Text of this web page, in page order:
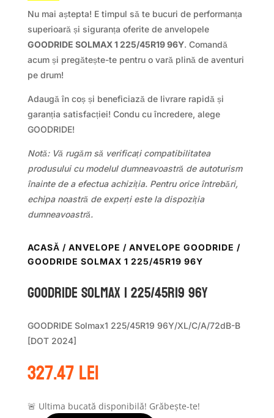
Nu mai aștepta! E timpul să te bucuri de performanța
superioară și siguranța oferite de anvelopele
GOODRIDE SOLMAX 1 225/45R19 96Y. Comandă
acum și pregătește-te pentru o vară plină de aventuri
pe drum!
Adaugă în coș și beneficiază de livrare rapidă și
garanția satisfacției! Condu cu încredere, alege
GOODRIDE!
Notă: Vă rugăm să verificați compatibilitatea
produsului cu modelul dumneavoastră de autoturism
înainte de a efectua achiziția. Pentru orice întrebări,
echipa noastră de experți este la dispoziția
dumneavoastră.
ACASĂ / ANVELOPE / ANVELOPE GOODRIDE /
GOODRIDE SOLMAX 1 225/45R19 96Y
GOODRIDE SOLMAX 1 225/45R19 96Y
GOODRIDE Solmax1 225/45R19 96Y/XL/C/A/72dB-B
[DOT 2024]
327.47lei
🚨 Ultima bucată disponibilă! Grăbește-te!